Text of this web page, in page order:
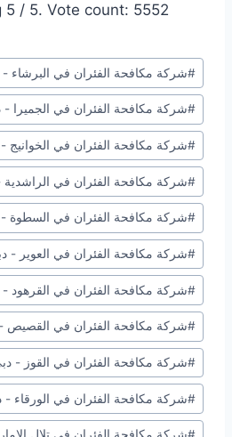
5/ 5. Vote count: 5552
وسوم
المقال:
#شركة مكافحة الفئران في البرشاء - دبي
#شركة مكافحة الفئران في الجميرا - دبي
#شركة مكافحة الفئران في الخوانيج - دبي
#شركة مكافحة الفئران في الراشدية - دبي
#شركة مكافحة الفئران في السطوة - دبي
#شركة مكافحة الفئران في العوير - دبي
#شركة مكافحة الفئران في القرهود - دبي
#شركة مكافحة الفئران في القصيص - دبي
#شركة مكافحة الفئران في القوز - دبي
#شركة مكافحة الفئران في الورقاء - دبي